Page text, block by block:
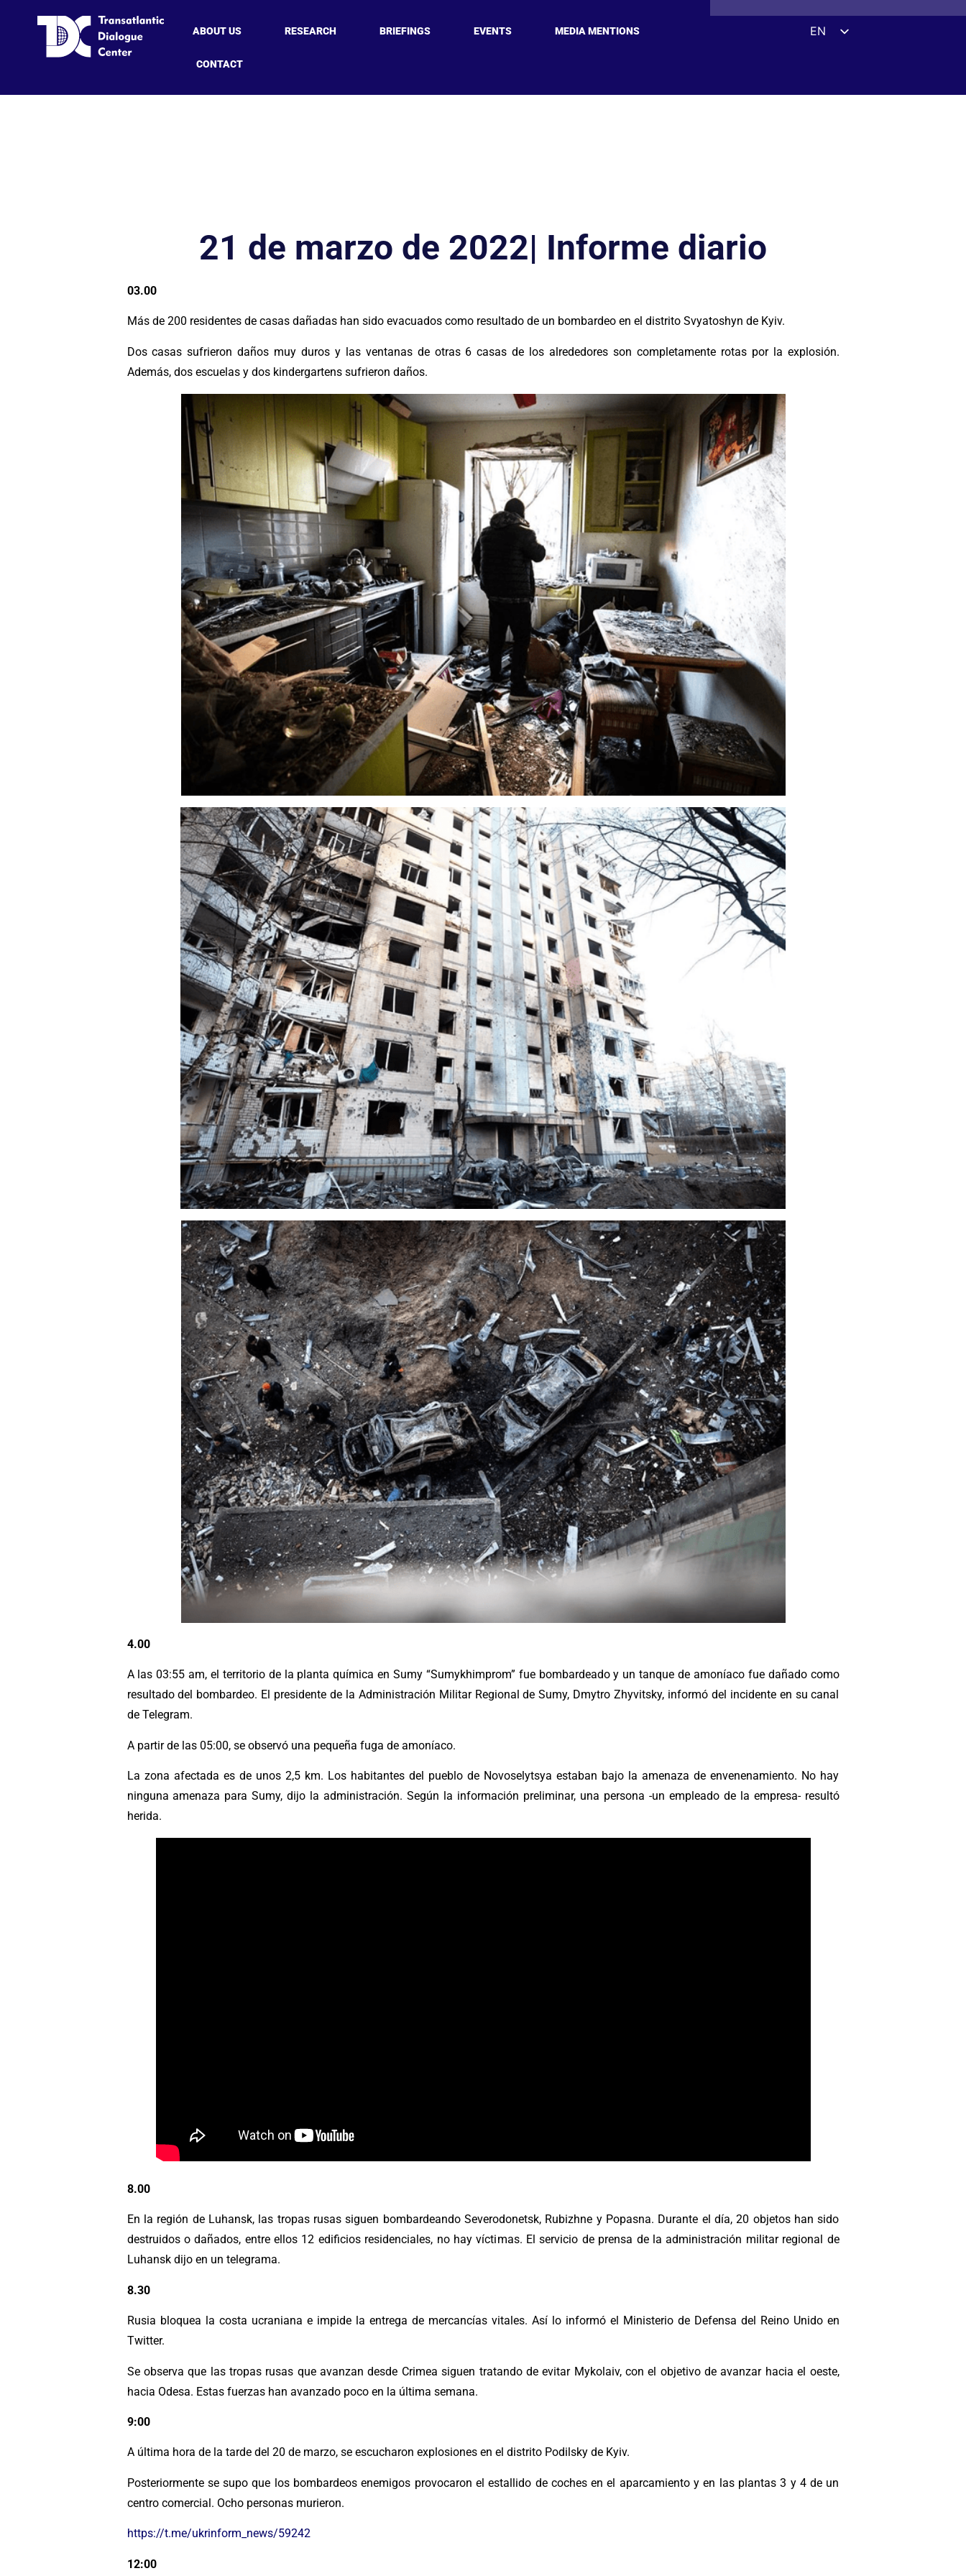
ABOUT US RESEARCH BRIEFINGS EVENTS MEDIA MENTIONS
CONTACT
EN
21 de marzo de 2022| Informe diario
03.00
Más de 200 residentes de casas dañadas han sido evacuados como resultado de un bombardeo en el distrito Svyatoshyn de Kyiv.
Dos casas sufrieron daños muy duros y las ventanas de otras 6 casas de los alrededores son completamente rotas por la explosión.
Además, dos escuelas y dos kindergartens sufrieron daños.
4.00
A las 03:55 am, el territorio de la planta química en Sumy “Sumykhimprom” fue bombardeado y un tanque de amoníaco fue dañado como
resultado del bombardeo. El presidente de la Administración Militar Regional de Sumy, Dmytro Zhyvitsky, informó del incidente en su canal
de Telegram.
A partir de las 05:00, se observó una pequeña fuga de amoníaco.
La zona afectada es de unos 2,5 km. Los habitantes del pueblo de Novoselytsya estaban bajo la amenaza de envenenamiento. No hay
ninguna amenaza para Sumy, dijo la administración. Según la información preliminar, una persona -un empleado de la empresa- resultó
herida.
8.00
En la región de Luhansk, las tropas rusas siguen bombardeando Severodonetsk, Rubizhne y Popasna. Durante el día, 20 objetos han sido
destruidos o dañados, entre ellos 12 edificios residenciales, no hay víctimas. El servicio de prensa de la administración militar regional de
Luhansk dijo en un telegrama.
8.30
Rusia bloquea la costa ucraniana e impide la entrega de mercancías vitales. Así lo informó el Ministerio de Defensa del Reino Unido en
Twitter.
Se observa que las tropas rusas que avanzan desde Crimea siguen tratando de evitar Mykolaiv, con el objetivo de avanzar hacia el oeste,
hacia Odesa. Estas fuerzas han avanzado poco en la última semana.
9:00
A última hora de la tarde del 20 de marzo, se escucharon explosiones en el distrito Podilsky de Kyiv.
Posteriormente se supo que los bombardeos enemigos provocaron el estallido de coches en el aparcamiento y en las plantas 3 y 4 de un
centro comercial. Ocho personas murieron.
https://t.me/ukrinform_news/59242
12:00